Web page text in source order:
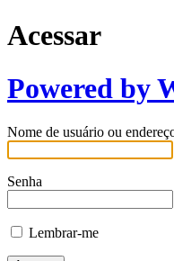
Acessar
Powered by
Nome de usuário ou
Senha
Lembrar-me